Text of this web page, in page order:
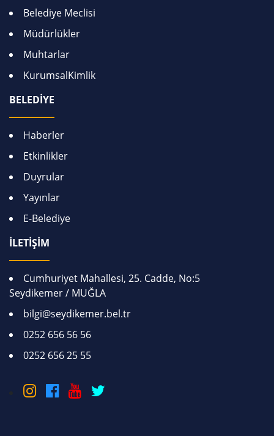
Belediye Meclisi
Müdürlükler
Muhtarlar
KurumsalKimlik
BELEDİYE
Haberler
Etkinlikler
Duyrular
Yayınlar
E-Belediye
İLETİŞİM
Cumhuriyet Mahallesi, 25. Cadde, No:5
Seydikemer / MUĞLA
bilgi@seydikemer.bel.tr
0252 656 56 56
0252 656 25 55